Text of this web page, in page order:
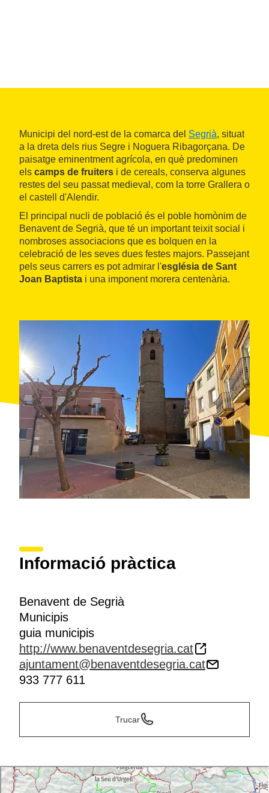
Municipi del nord-est de la comarca del Segrià, situat
a la dreta dels rius Segre i Noguera Ribagorçana. De
paisatge eminentment agrícola, en què predominen
els camps de fruiters i de cereals, conserva algunes
restes del seu passat medieval, com la torre Grallera o
el castell d'Alendir.
El principal nucli de població és el poble homònim de
Benavent de Segrià, que té un important teixit social i
nombroses associacions que es bolquen en la
celebració de les seves dues festes majors. Passejant
pels seus carrers es pot admirar l'església de Sant
Joan Baptista i una imponent morera centenària.
Informació pràctica
Benavent de Segrià
Municipis
guia municipis
http://www.benaventdesegria.cat
ajuntament@benaventdesegria.cat
933 777 611
Trucar